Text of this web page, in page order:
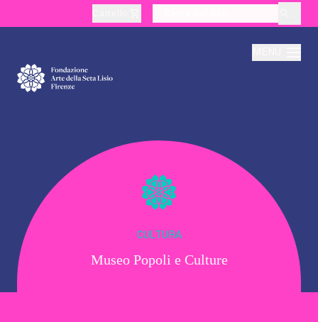
Produzione
Didattica
Cultura
CULTURA
Museo Popoli e Culture